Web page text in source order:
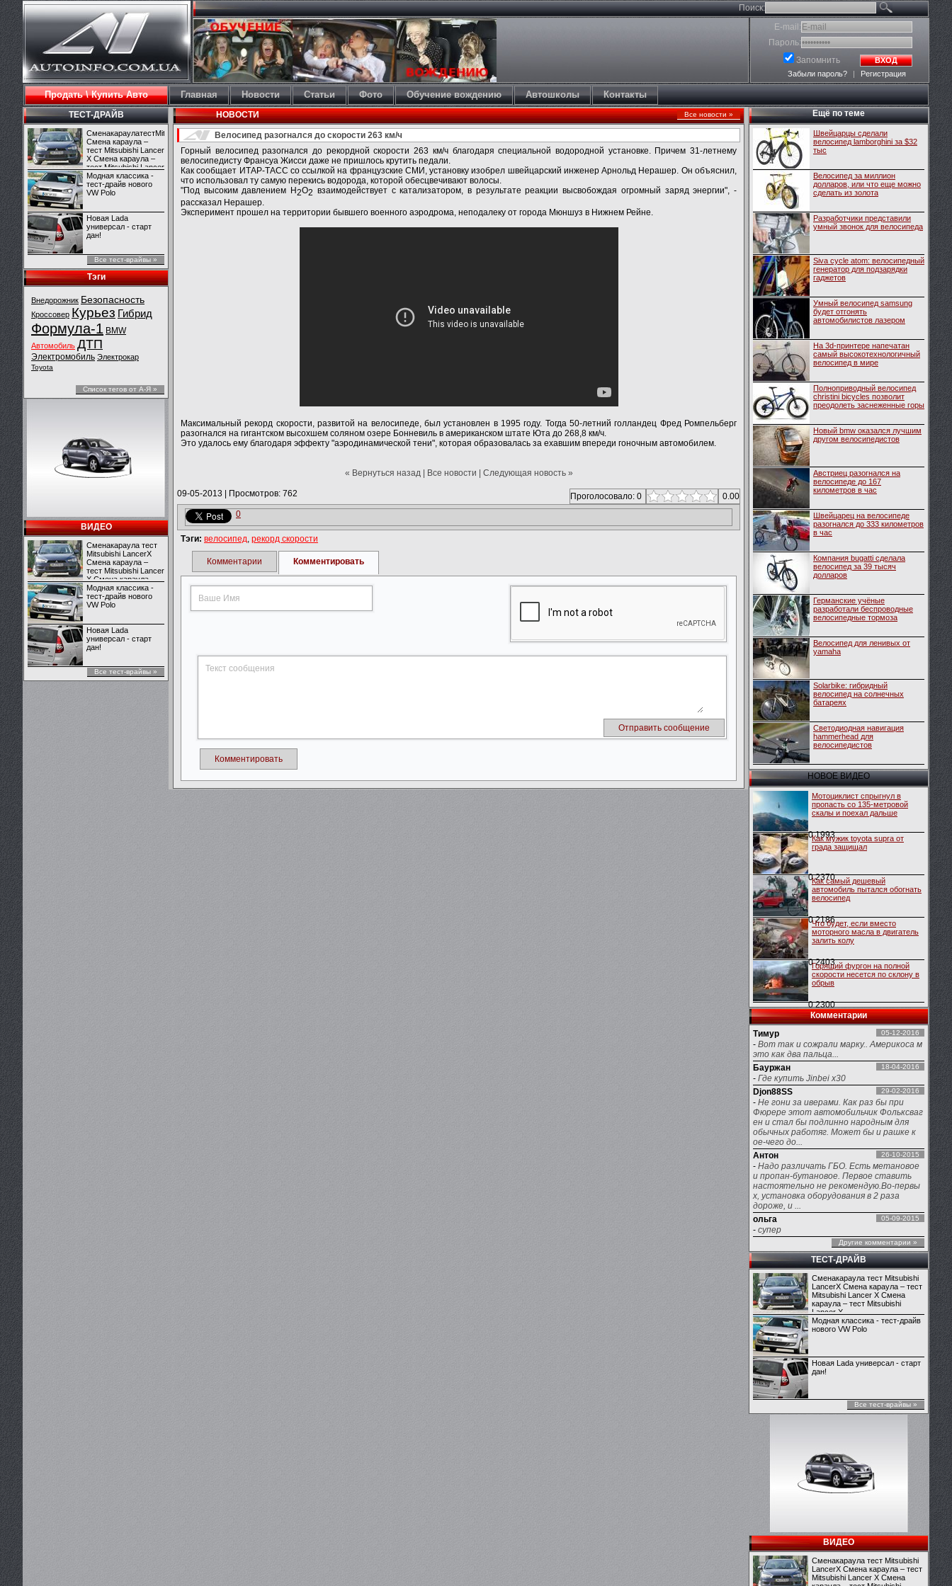
Поиск:
E-mail:
Пароль:
Запомнить
ВХОД
Забыли пароль?
| Регистрация
Продать \ Купить Авто Главная Новости Статьи Фото Обучение вождению Автошколы Контакты
ТЕСТ-ДРАЙВ
СменакараулатестMitsubishiLancerX
Смена караула –
тест Mitsubishi Lancer
X Смена караула –
тест Mitsubishi Lancer
X
Модная классика -
тест-драйв нового
VW Polo
Новая Lada
универсал - старт
дан!
Все тест-врайвы »
Тэги
Внедорожник Безопасность
Кроссовер Курьез Гибрид
Формула-1 BMW
Автомобиль ДТП
Электромобиль Электрокар
Toyota
Список тегов от А-Я »
ВИДЕО
Сменакараула тест
Mitsubishi LancerX
Смена караула –
тест Mitsubishi Lancer
X Смена караула –
тест Mitsubishi Lancer
X
Модная классика -
тест-драйв нового
VW Polo
Новая Lada
универсал - старт
дан!
Все тест-врайвы »
НОВОСТИ Все новости »
Велосипед разогнался до скорости 263 км/ч
Горный велосипед разогнался до рекордной скорости 263 км/ч благодаря специальной водородной установке. Причем 31-летнему
велосипедисту Франсуа Жисси даже не пришлось крутить педали.
Как сообщает ИТАР-ТАСС со ссылкой на французские СМИ, установку изобрел швейцарский инженер Арнольд Нерашер. Он объяснил,
что использовал ту самую перекись водорода, которой обесцвечивают волосы.
"Под высоким давлением H2O2 взаимодействует с катализатором, в результате реакции высвобождая огромный заряд энергии", -
рассказал Нерашер.
Эксперимент прошел на территории бывшего военного аэродрома, неподалеку от города Мюншуз в Нижнем Рейне.
Максимальный рекорд скорости, развитой на велосипеде, был установлен в 1995 году. Тогда 50-летний голландец Фред Ромпельберг
разогнался на гигантском высохшем соляном озере Бонневиль в американском штате Юта до 268,8 км/ч.
Это удалось ему благодаря эффекту "аэродинамической тени", которая образовалась за ехавшим впереди гоночным автомобилем.
« Вернуться назад| Все новости Следующая новость »
09-05-2013 Просмотров: 762 Проголосовало: 0
0.00
0
Тэги: велосипед, рекорд скорости
Комментарии Комментировать
Комментировать
Ещё по теме
Швейцарцы сделали
велосипед lamborghini за $32
тыс
Велосипед за миллион
долларов, или что еще можно
сделать из золота
Разработчики представили
умный звонок для велосипеда
Siva cycle atom: велосипедный
генератор для подзарядки
гаджетов
Умный велосипед samsung
будет отгонять
автомобилистов лазером
На 3d-принтере напечатан
самый высокотехнологичный
велосипед в мире
Полноприводный велосипед
christini bicycles позволит
преодолеть заснеженные горы
Новый bmw оказался лучшим
другом велосипедистов
Австриец разогнался на
велосипеде до 167
километров в час
Швейцарец на велосипеде
разогнался до 333 километров
в час
Компания bugatti сделала
велосипед за 39 тысяч
долларов
Германские учёные
разработали беспроводные
велосипедные тормоза
Велосипед для ленивых от
yamaha
Solarbike: гибридный
велосипед на солнечных
батареях
Светодиодная навигация
hammerhead для
велосипедистов
НОВОЕ ВИДЕО
Мотоциклист спрыгнул в
пропасть со 135-метровой
скалы и поехал дальше
0 1993
Как мужик toyota supra от
града защищал
0 2370
Как самый дешевый
автомобиль пытался обогнать
велосипед
0 2186
Что будет, если вместо
моторного масла в двигатель
залить колу
0 2403
Горящий фургон на полной
скорости несется по склону в
обрыв
0 2300
Комментарии
Тимур
05-12-2016
- Вот так и сожрали марку.. Америкоса м
это как два пальца...
Бауржан
18-04-2016
- Где купить Jinbei x30
Djon88SS
29-02-2016
- Не гони за иверами. Как раз бы при
Фюрере этот автомобильчик Фольксваг
ен и стал бы подлинно народным для
обычных работяг. Может бы и рашке к
ое-чего до...
Антон
26-10-2015
- Надо различать ГБО. Есть метановое
и пропан-бутановое. Первое ставить
настоятельно не рекомендую.Во-первы
х, установка оборудования в 2 раза
дороже, и ...
ольга
05-09-2015
- супер
Другие комментарии »
ТЕСТ-ДРАЙВ
Сменакараула тест Mitsubishi
LancerX Смена караула – тест
Mitsubishi Lancer X Смена
караула – тест Mitsubishi
Lancer X
Модная классика - тест-драйв
нового VW Polo
Новая Lada универсал - старт
дан!
Все тест-врайвы »
ВИДЕО
Сменакараула тест Mitsubishi
LancerX Смена караула – тест
Mitsubishi Lancer X Смена